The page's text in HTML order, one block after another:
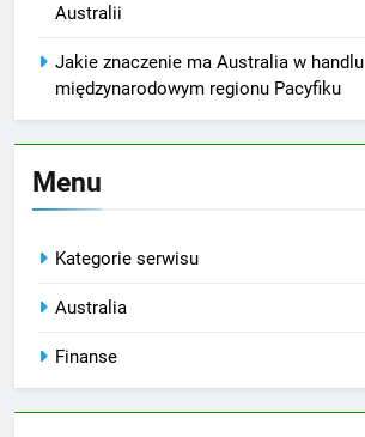
Australii
Jakie znaczenie ma Australia w handlu
międzynarodowym regionu Pacyfiku
Menu
Kategorie serwisu
Australia
Finanse